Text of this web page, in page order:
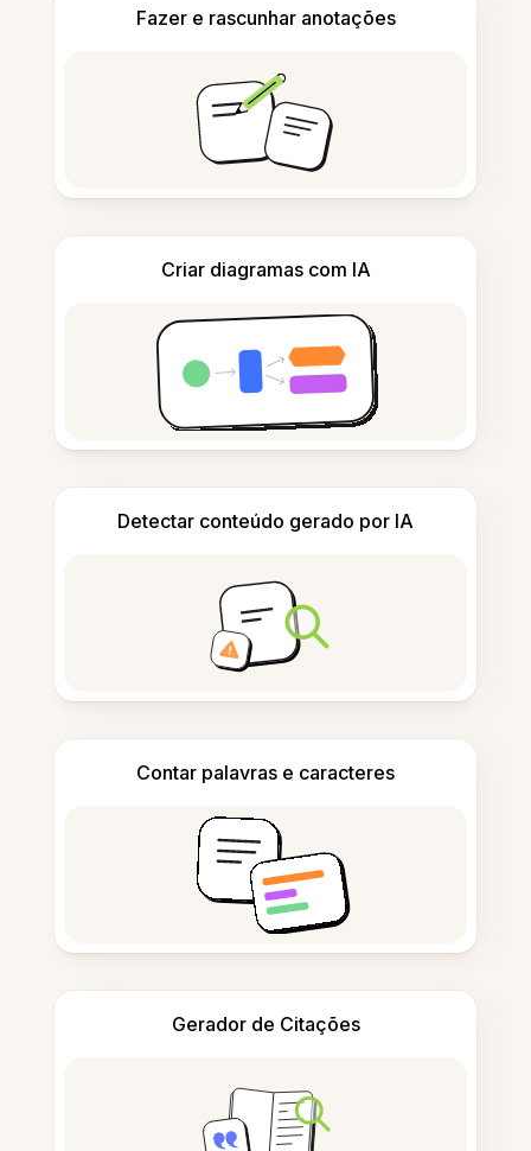
Fazer e rascunhar anotações
Criar diagramas com IA
Detectar conteúdo gerado por IA
Contar palavras e caracteres
Gerador de Citações